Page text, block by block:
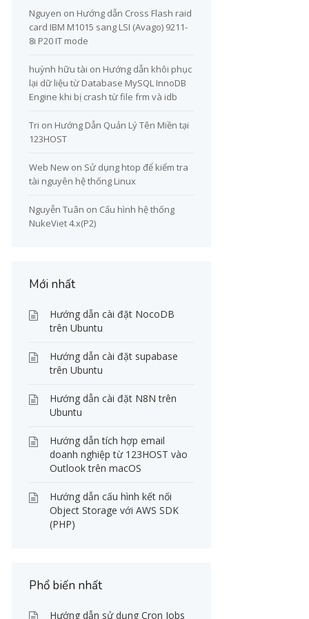
Nguyen on Hướng dẫn Cross Flash raid
card IBM M1015 sang LSI (Avago) 9211-
8i P20 IT mode
huỳnh hữu tài on Hướng dẫn khôi phục
lại dữ liệu từ Database MySQL InnoDB
Engine khi bị crash từ file frm và idb
Tri on Hướng Dẫn Quản Lý Tên Miền tại
123HOST
Web Newon Sử dụng htop để kiểm tra
tài nguyên hệ thống Linux
Nguyễn Tuân on Cấu hình hệ thống
NukeViet 4.x(P2)
Mới nhất
Hướng dẫn cài đặt NocoDB
trên Ubuntu
Hướng dẫn cài đặt supabase
trên Ubuntu
Hướng dẫn cài đặt N8N trên
Ubuntu
Hướng dẫn tích hợp email
doanh nghiệp từ 123HOST vào
Outlook trên macOS
Hướng dẫn cấu hình kết nối
Object Storage với AWS SDK
(PHP)
Phổ biến nhất
Hướng dẫn sử dụng Cron Jobs